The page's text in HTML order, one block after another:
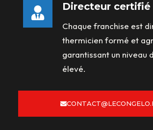
Directeur certifié
Chaque franchise est
thermicien formé et
garantissant un niveau
élevé.